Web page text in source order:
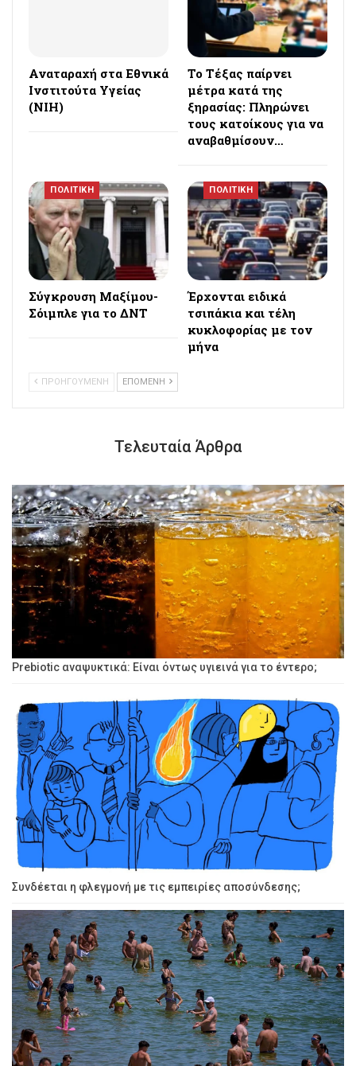
Αναταραχή στα Εθνικά
Ινστιτούτα Υγείας
(NIH)
Το Τέξας παίρνει
μέτρα κατά της
ξηρασίας: Πληρώνει
τους κατοίκους για να
αναβαθμίσουν…
ΠΟΛΙΤΙΚΗ
Σύγκρουση Μαξίμου-
Σόιμπλε για το ΔΝΤ
ΠΟΛΙΤΙΚΗ
Έρχονται ειδικά
τσιπάκια και τέλη
κυκλοφορίας με τον
μήνα
ΠΡΟΗΓΟΥΜΕΝΗ ΕΠΟΜΕΝΗ
Τελευταία Άρθρα
Prebiotic αναψυκτικά: Είναι όντως υγιεινά για το έντερο;
Συνδέεται η φλεγμονή με τις εμπειρίες αποσύνδεσης;